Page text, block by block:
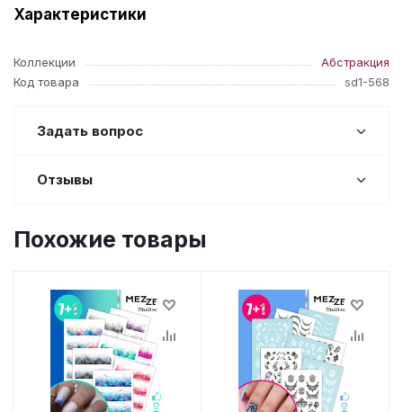
Характеристики
Коллекции
Абстракция
Код товара
sd1-568
Задать вопрос
Отзывы
Похожие товары